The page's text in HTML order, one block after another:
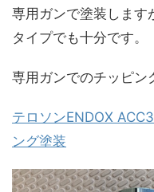
専用ガンで塗装します
タイプでも十分です。
専用ガンでのチッピン
テロソンENDOX
ング塗装